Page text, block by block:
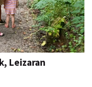
Leizaran